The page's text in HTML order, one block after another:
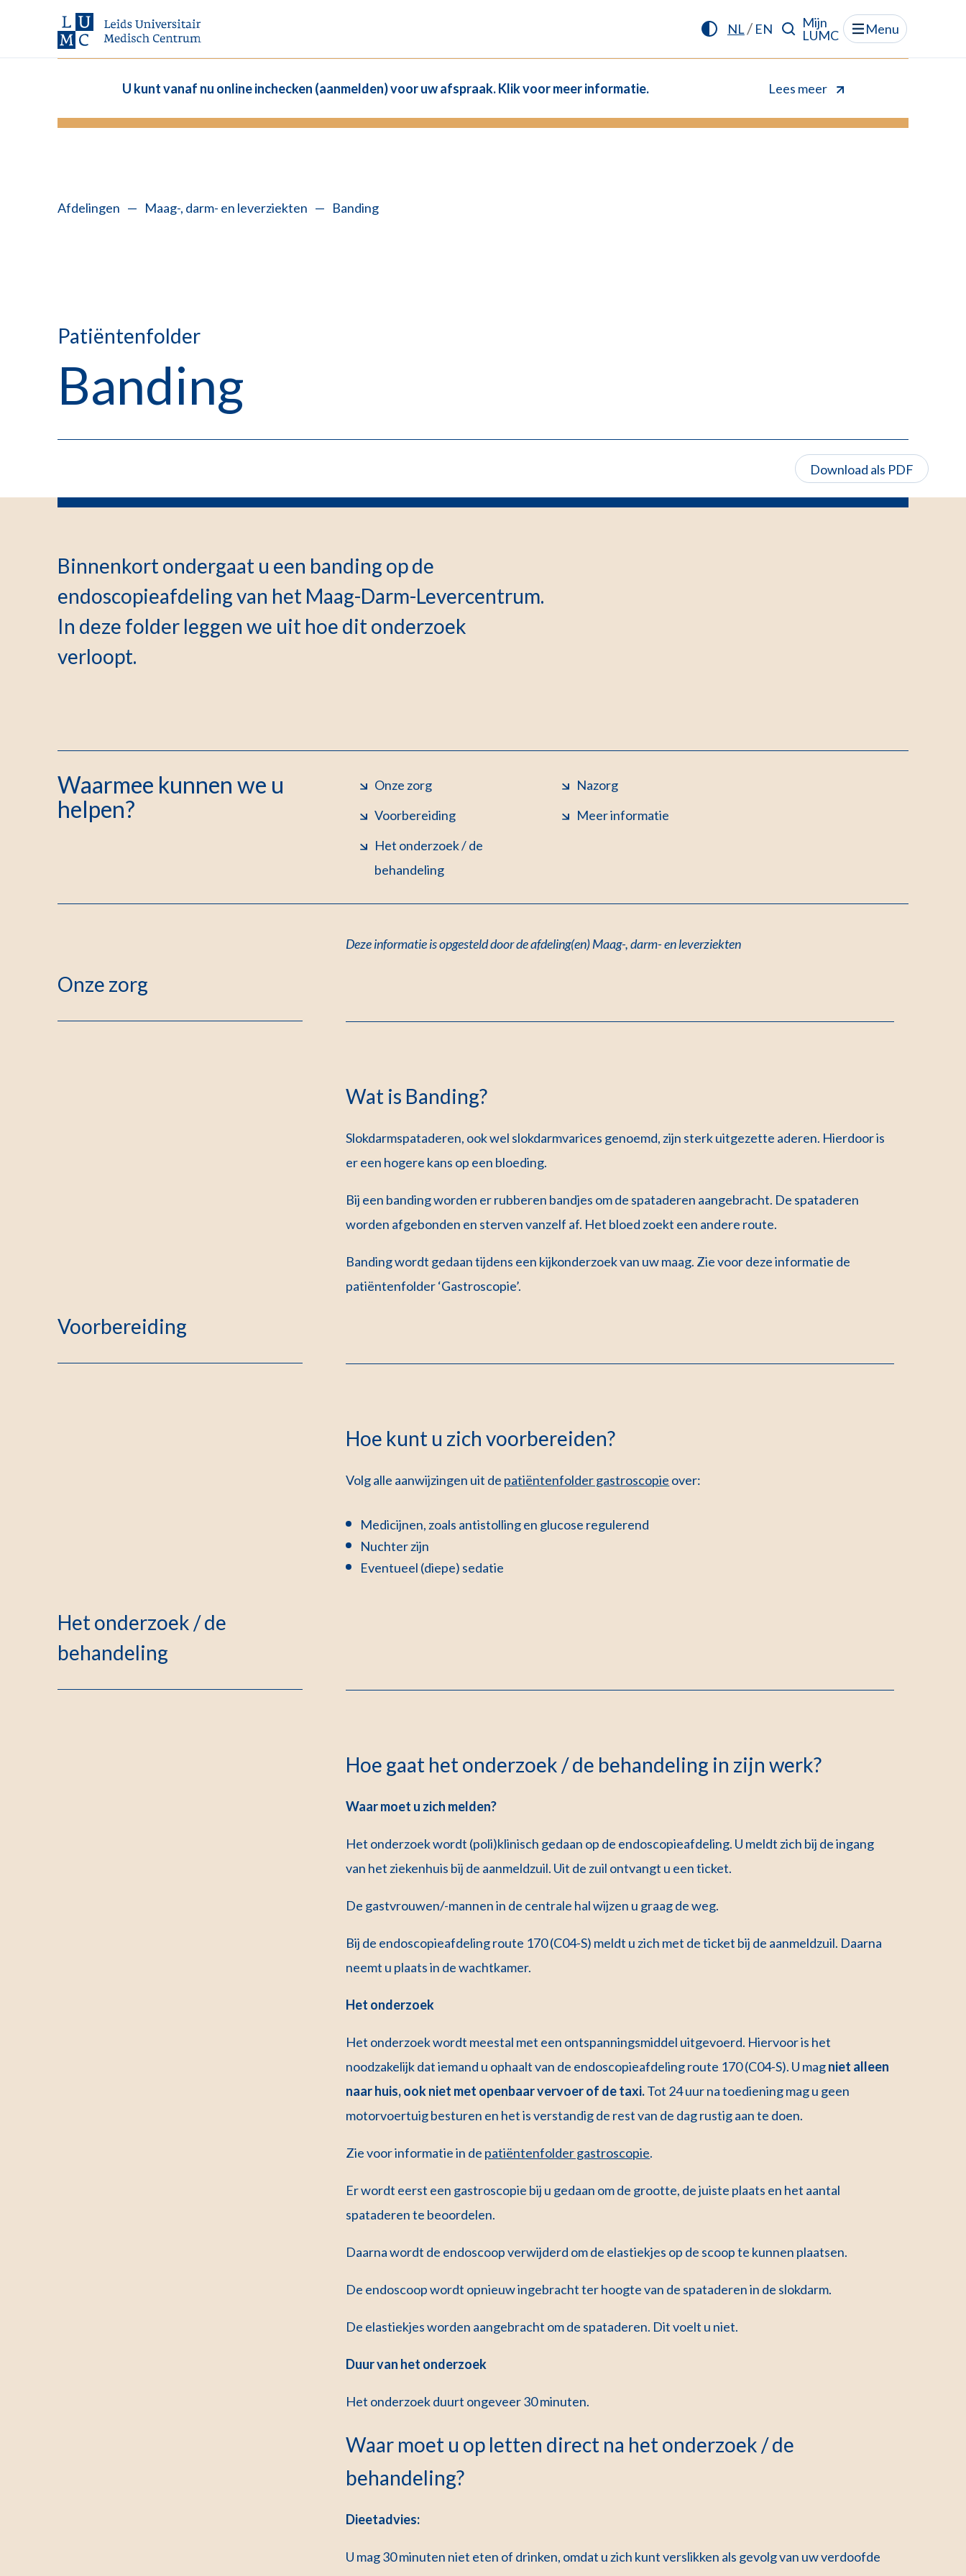
NL/ EN
Mijn
LUMC
Menu
U kunt vanaf nu online inchecken (aanmelden) voor uw afspraak. Klik voor meer informatie. Lees meer
Afdelingen — Maag-, darm- en leverziekten — Banding
Patiëntenfolder
Banding
Download als PDF
Binnenkort ondergaat u een banding op de
endoscopieafdeling van het Maag-Darm-Levercentrum.
In deze folder leggen we uit hoe dit onderzoek
verloopt.
Waarmee kunnen we u
helpen?
Onze zorg
Voorbereiding
Het onderzoek / de
behandeling
Nazorg
Meer informatie
Deze informatie is opgesteld door de afdeling(en) Maag-, darm- en leverziekten
Onze zorg
Wat is Banding?
Slokdarmspataderen, ook wel slokdarmvarices genoemd, zijn sterk uitgezette aderen. Hierdoor is
er een hogere kans op een bloeding.
Bij een banding worden er rubberen bandjes om de spataderen aangebracht. De spataderen
worden afgebonden en sterven vanzelf af. Het bloed zoekt een andere route.
Banding wordt gedaan tijdens een kijkonderzoek van uw maag. Zie voor deze informatie de
patiëntenfolder ‘Gastroscopie’.
Voorbereiding
Hoe kunt u zich voorbereiden?
Volg alle aanwijzingen uit de patiëntenfolder gastroscopie over:
Medicijnen, zoals antistolling en glucose regulerend
Nuchter zijn
Eventueel (diepe) sedatie
Het onderzoek / de
behandeling
Hoe gaat het onderzoek / de behandeling in zijn werk?
Waar moet u zich melden?
Het onderzoek wordt (poli)klinisch gedaan op de endoscopieafdeling. U meldt zich bij de ingang
van het ziekenhuis bij de aanmeldzuil. Uit de zuil ontvangt u een ticket.
De gastvrouwen/-mannen in de centrale hal wijzen u graag de weg.
Bij de endoscopieafdeling route 170 (C04-S) meldt u zich met de ticket bij de aanmeldzuil. Daarna
neemt u plaats in de wachtkamer.
Het onderzoek
Het onderzoek wordt meestal met een ontspanningsmiddel uitgevoerd. Hiervoor is het
noodzakelijk dat iemand u ophaalt van de endoscopieafdeling route 170 (C04-S). U magniet alleen
naar huis, ook niet met openbaar vervoer of de taxi.Tot 24 uur na toediening mag u geen
motorvoertuig besturen en het is verstandig de rest van de dag rustig aan te doen.
Zie voor informatie in de patiëntenfolder gastroscopie.
Er wordt eerst een gastroscopie bij u gedaan om de grootte, de juiste plaats en het aantal
spataderen te beoordelen.
Daarna wordt de endoscoop verwijderd om de elastiekjes op de scoop te kunnen plaatsen.
De endoscoop wordt opnieuw ingebracht ter hoogte van de spataderen in de slokdarm.
De elastiekjes worden aangebracht om de spataderen. Dit voelt u niet.
Duur van het onderzoek
Het onderzoek duurt ongeveer 30 minuten.
Waar moet u op letten direct na het onderzoek / de
behandeling?
Dieetadvies:
U mag 30 minuten niet eten of drinken, omdat u zich kunt verslikken als gevolg van uw verdoofde